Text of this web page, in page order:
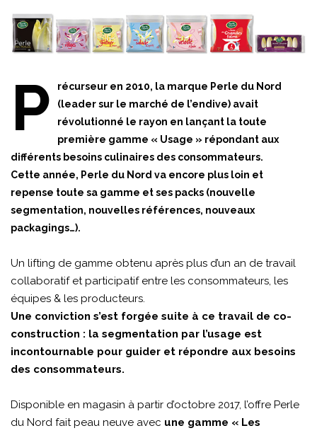
P
récurseur en 2010, la marque Perle du Nord
(leader sur le marché de l’endive) avait
révolutionné le rayon en lançant la toute
première gamme « Usage » répondant aux
différents besoins culinaires des consommateurs.
Cette année, Perle du Nord va encore plus loin et
repense toute sa gamme et ses packs (nouvelle
segmentation, nouvelles références, nouveaux
packagings…).
Un lifting de gamme obtenu après plus d’un an de travail
collaboratif et participatif entre les consommateurs, les
équipes & les producteurs.
Une conviction s’est forgée suite à ce travail de co-
construction : la segmentation par l’usage est
incontournable pour guider et répondre aux besoins
des consommateurs.
Disponible en magasin à partir d’octobre 2017, l’offre Perle
du Nord fait peau neuve avec une gamme « Les